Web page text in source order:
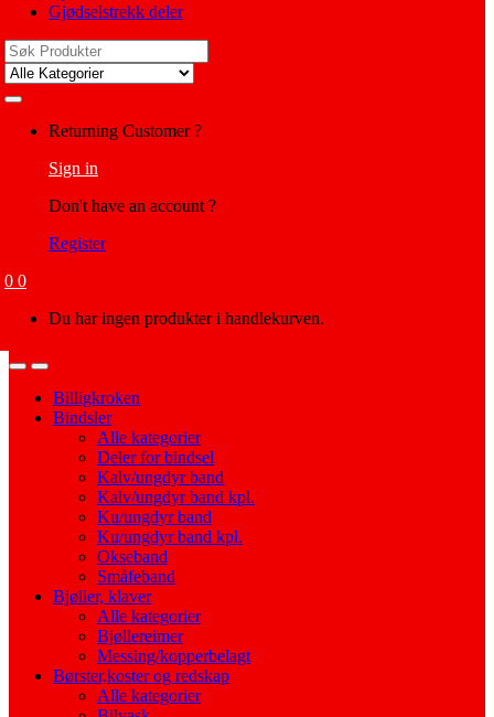
Gjødselstrekk deler
Search
for:
Returning Customer ?
Sign in
Don't have an account ?
Register
0 0
Du har ingen produkter i handlekurven.
OpenClose
Billigkroken
Bindsler
Alle kategorier
Deler for bindsel
Kalv/ungdyr band
Kalv/ungdyr band kpl.
Ku/ungdyr band
Ku/ungdyr band kpl.
Okseband
Småfeband
Bjøller, klaver
Alle kategorier
Bjøllereimer
Messing/kopperbelagt
Børster,koster og redskap
Alle kategorier